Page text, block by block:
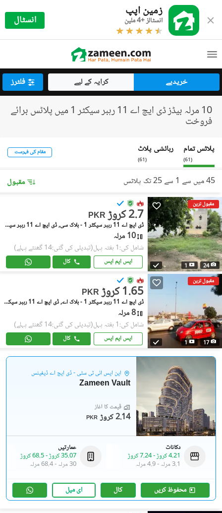
زمین اپپ
انسٹالز +4 ملین انسٹال
خریدیے کرایہ کے لیے فلٹرز
10 مرلہ بیڈز ڈی ایچ اے 11 رہبر سیکٹر 1 میں پلاٹس برائے
فروخت
پلاٹس تمام
(
61
)
رہائشی پلاٹ
(
61
)
مقام کی فہرست
45 میں سے 1 سے 25 تک پلاٹس مقبول
مقبول ترین
24
1
PKR 2.7 کروڑ
ڈی ایچ اے 11 رہبر سیکٹر 1 - بلاک سی, ڈی ایچ اے 11 رہبر سیکٹر 1
10 مرلہ
شامل کی:1 ہفتہ پہل (تبدیلی کی گئی:14 گھنٹے پہلے)
ایس ایم ایس کال
مقبول ترین
17
1
PKR 1.65 کروڑ
ڈی ایچ اے 11 رہبر سیکٹر 1 - بلاک اے, ڈی ایچ اے 11 رہبر سیکٹر 1
8 مرلہ
شامل کی:1 ہفتہ پہل (تبدیلی کی گئی:14 گھنٹے پہلے)
ایس ایم ایس کال
این ایس آئی ٹی سٹی - ڈی ایچ اے ڈیفینس
Zameen Vault
قیمت کا آغاز
PKR 2.14 کروڑ
دکانات
4.21 کروڑ
-7.24 کروڑ
3.1 مرلہ
-4.9 مرلہ
عمارتیں
35.07 کروڑ
-68.5 کروڑ
30 مرلہ
-68.4 مرلہ
محفوظ کریں کال ای میل